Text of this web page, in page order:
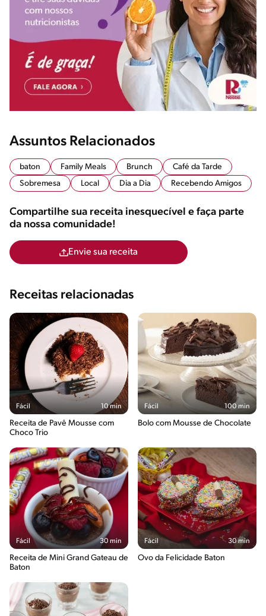
Assuntos Relacionados
baton Family Meals Brunch
Café da Tarde
Sobremesa
Local Dia a Dia Recebendo Amigos
Compartilhe sua receita inesquecível e faça parte
da nossa comunidade!
Envie sua receita
Receitas relacionadas
Fácil 10 min
Receita de Pavê Mousse com
Choco Trio
Fácil 100 min
Bolo com Mousse de Chocolate
Fácil 30 min
Receita de Mini Grand Gateau de
Baton
Fácil 30 min
Ovo da Felicidade Baton